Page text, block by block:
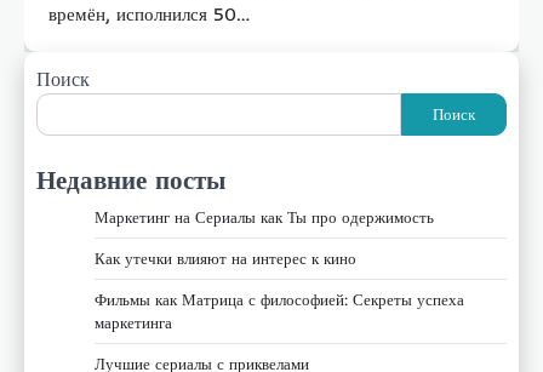
времён, исполнился 50…
Поиск
Поиск
Недавние посты
Маркетинг на Сериалы как Ты про одержимость
Как утечки влияют на интерес к кино
Фильмы как Матрица с философией: Секреты успеха
маркетинга
Лучшие сериалы с приквелами